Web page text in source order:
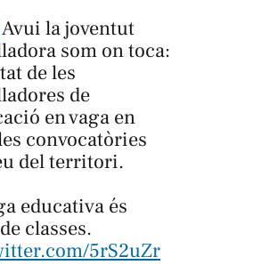
Avui la joventut
som on toca:
de les
de
en vaga en
convocatòries
del territori.
educativa és
classes.
5rS2uZr